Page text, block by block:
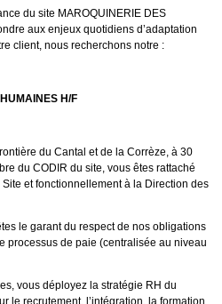
du site MAROQUINERIE DES
aux enjeux quotidiens d’adaptation
client, nous recherchons notre :
H/F
du Cantal et de la Corrèze, à 30
du CODIR du site, vous êtes rattaché
et fonctionnellement à la Direction des
le garant du respect de nos obligations
processus de paie (centralisée au niveau
vous déployez la stratégie RH du
le recrutement, l’intégration, la formation